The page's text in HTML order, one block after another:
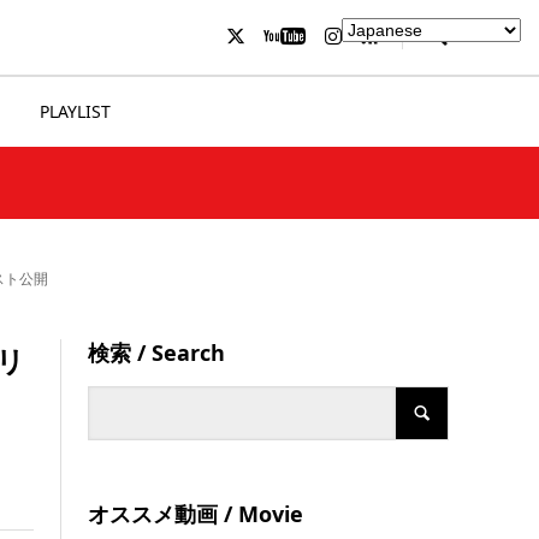
PLAYLIST
ト公開
検索 / Search
オススメ動画 / Movie